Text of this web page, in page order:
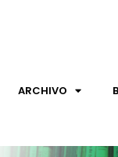
ARCHIVO